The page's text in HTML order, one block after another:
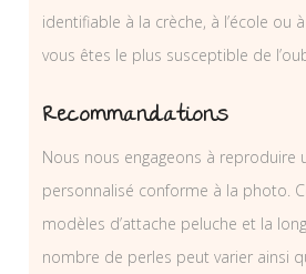
identifiable à la crèche, à l’école ou
vous êtes le plus susceptible de
Recommandations
Nous nous engageons à reproduire
personnalisé conforme à la photo.
modèles d’attache peluche et la
nombre de perles peut varier ainsi